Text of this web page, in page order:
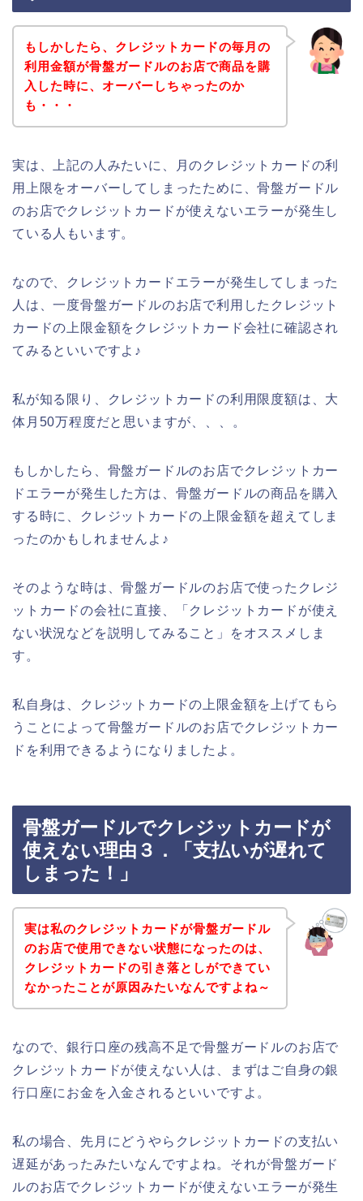
もしかしたら、クレジットカードの毎月の
利用金額が骨盤ガードルのお店で商品を購
入した時に、オーバーしちゃったのか
も・・・
実は、上記の人みたいに、月のクレジットカードの利
用上限をオーバーしてしまったために、骨盤ガードル
のお店でクレジットカードが使えないエラーが発生し
ている人もいます。
なので、クレジットカードエラーが発生してしまった
人は、一度骨盤ガードルのお店で利用したクレジット
カードの上限金額をクレジットカード会社に確認され
てみるといいですよ♪
私が知る限り、クレジットカードの利用限度額は、大
体月50万程度だと思いますが、、、。
もしかしたら、骨盤ガードルのお店でクレジットカー
ドエラーが発生した方は、骨盤ガードルの商品を購入
する時に、クレジットカードの上限金額を超えてしま
ったのかもしれませんよ♪
そのような時は、骨盤ガードルのお店で使ったクレジ
ットカードの会社に直接、「クレジットカードが使え
ない状況などを説明してみること」をオススメしま
す。
私自身は、クレジットカードの上限金額を上げてもら
うことによって骨盤ガードルのお店でクレジットカー
ドを利用できるようになりましたよ。
骨盤ガードルでクレジットカードが
使えない理由３．「支払いが遅れて
しまった！」
実は私のクレジットカードが骨盤ガードル
のお店で使用できない状態になったのは、
クレジットカードの引き落としができてい
なかったことが原因みたいなんですよね～
なので、銀行口座の残高不足で骨盤ガードルのお店で
クレジットカードが使えない人は、まずはご自身の銀
行口座にお金を入金されるといいですよ。
私の場合、先月にどうやらクレジットカードの支払い
遅延があったみたいなんですよね。それが骨盤ガード
ルのお店でクレジットカードが使えないエラーが発生